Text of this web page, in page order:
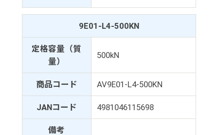
9E01-L4-500KN
定格容量（質
量）
500kN
商品コード AV9E01-L4-500KN
JANコード 4981046115698
備考